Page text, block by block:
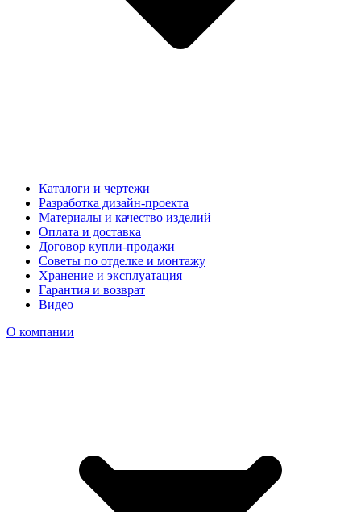
Каталоги и чертежи
Разработка дизайн-проекта
Материалы и качество изделий
Оплата и доставка
Договор купли-продажи
Советы по отделке и монтажу
Хранение и эксплуатация
Гарантия и возврат
Видео
О компании